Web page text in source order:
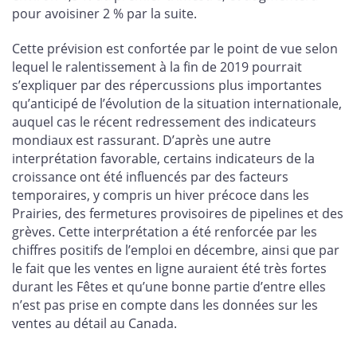
pour avoisiner 2 % par la suite.
Cette prévision est confortée par le point de vue selon
lequel le ralentissement à la fin de 2019 pourrait
s’expliquer par des répercussions plus importantes
qu’anticipé de l’évolution de la situation internationale,
auquel cas le récent redressement des indicateurs
mondiaux est rassurant. D’après une autre
interprétation favorable, certains indicateurs de la
croissance ont été influencés par des facteurs
temporaires, y compris un hiver précoce dans les
Prairies, des fermetures provisoires de pipelines et des
grèves. Cette interprétation a été renforcée par les
chiffres positifs de l’emploi en décembre, ainsi que par
le fait que les ventes en ligne auraient été très fortes
durant les Fêtes et qu’une bonne partie d’entre elles
n’est pas prise en compte dans les données sur les
ventes au détail au Canada.